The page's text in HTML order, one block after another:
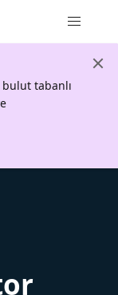
bulut tabanlı